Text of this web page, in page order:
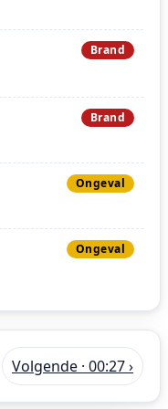
Brand
Brand
Ongeval
Ongeval
Volgende · 00:27 ›